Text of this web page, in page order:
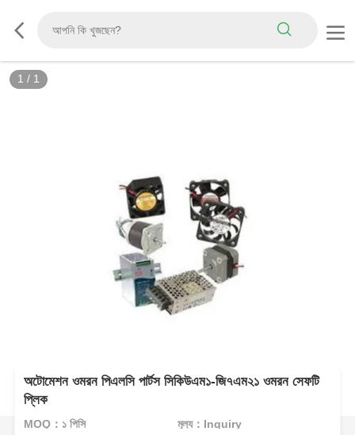
1 / 1
অটোমেশন ওমরন পিএলসি পার্টস সিকিউএম১-জি৭এম২১ ওমরন সেফটি
প্লিক
MOQ：১ পিসি মূল্য：Inquiry